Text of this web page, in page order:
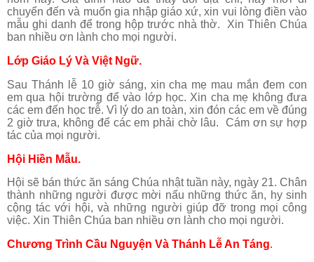
chuyển đến và muốn gia nhập giáo xứ, xin vui lòng điền vào
mẫu ghi danh để trong hộp trước nhà thờ. Xin Thiên Chúa
ban nhiều ơn lành cho mọi người.
Lớp Giáo Lý Và Việt Ngữ.
Sau Thánh lễ 10 giờ sáng, xin cha mẹ mau mắn đem con
em qua hội trường để vào lớp học. Xin cha mẹ không đưa
các em đến học trễ. Vì lý do an toàn, xin đón các em về đúng
2 giờ trưa, không để các em phải chờ lâu. Cám ơn sự hợp
tác của mọi người.
Hội Hiền Mẫu.
Hội sẽ bán thức ăn sáng Chúa nhật tuần này, ngày 21. Chân
thành những người được mời nấu những thức ăn, hy sinh
cộng tác với hội, và những người giúp đỡ trong mọi công
việc. Xin Thiên Chúa ban nhiều ơn lành cho mọi người.
Chương Trình Cầu Nguyện Và Thánh Lễ An Táng.